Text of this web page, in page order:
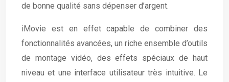
de bonne qualité sans dépenser d’argent.
iMovie est en effet capable de combiner des
fonctionnalités avancées, un riche ensemble d’outils
de montage vidéo, des effets spéciaux de haut
niveau et une interface utilisateur très intuitive. Le